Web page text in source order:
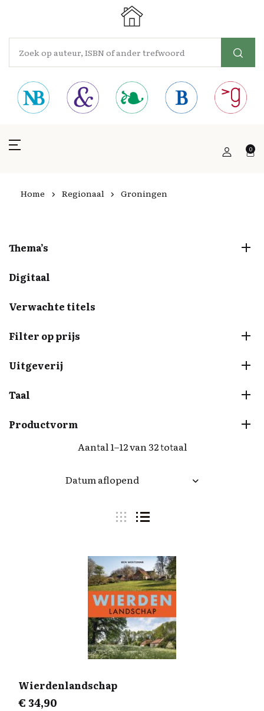
0
Home Regionaal Groningen
Aantal 1–12 van 32 totaal
Datum aflopend
Wierdenlandschap
€34,90
Thema’s
Digitaal
Verwachte titels
Filter op prijs
Uitgeverij
Taal
Productvorm